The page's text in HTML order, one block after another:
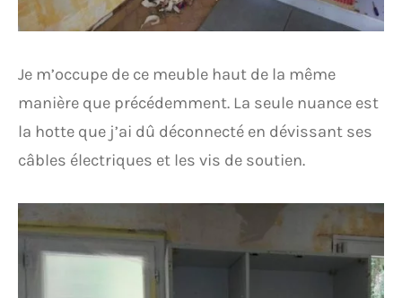
Je m’occupe de ce meuble haut de la même
manière que précédemment. La seule nuance est
la hotte que j’ai dû déconnecté en dévissant ses
câbles électriques et les vis de soutien.